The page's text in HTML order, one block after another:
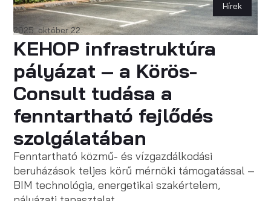
Hírek
2025. október 22.
KEHOP infrastruktúra
pályázat – a Körös-
Consult tudása a
fenntartható fejlődés
szolgálatában
Fenntartható közmű- és vízgazdálkodási
beruházások teljes körű mérnöki támogatással –
BIM technológia, energetikai szakértelem,